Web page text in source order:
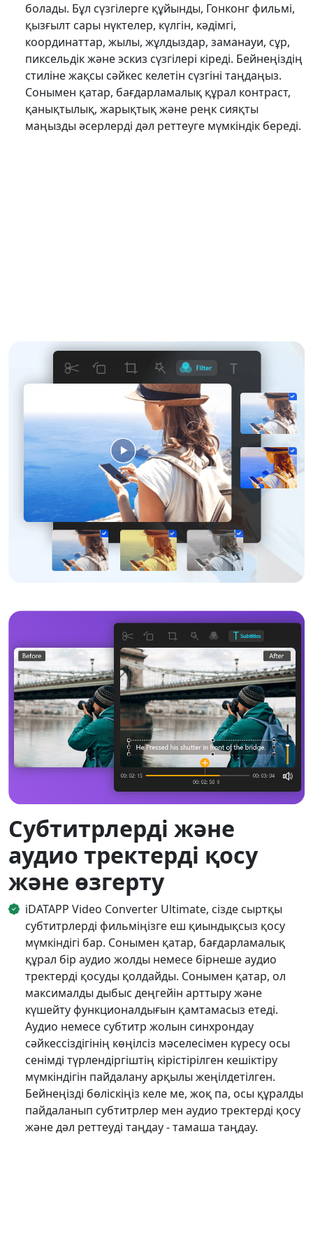
болады. Бұл сүзгілерге құйынды, Гонконг фильмі,
қызғылт сары нүктелер, күлгін, кәдімгі,
координаттар, жылы, жұлдыздар, заманауи, сұр,
пиксельдік және эскиз сүзгілері кіреді. Бейнеңіздің
стиліне жақсы сәйкес келетін сүзгіні таңдаңыз.
Сонымен қатар, бағдарламалық құрал контраст,
қанықтылық, жарықтық және реңк сияқты
маңызды әсерлерді дәл реттеуге мүмкіндік береді.
Субтитрлерді және
аудио тректерді қосу
және өзгерту
iDATAPP Video Converter Ultimate, сізде сыртқы
субтитрлерді фильміңізге еш қиындықсыз қосу
мүмкіндігі бар. Сонымен қатар, бағдарламалық
құрал бір аудио жолды немесе бірнеше аудио
тректерді қосуды қолдайды. Сонымен қатар, ол
максималды дыбыс деңгейін арттыру және
күшейту функционалдығын қамтамасыз етеді.
Аудио немесе субтитр жолын синхрондау
сәйкессіздігінің көңілсіз мәселесімен күресу осы
сенімді түрлендіргіштің кірістірілген кешіктіру
мүмкіндігін пайдалану арқылы жеңілдетілген.
Бейнеңізді бөліскіңіз келе ме, жоқ па, осы құралды
пайдаланып субтитрлер мен аудио тректерді қосу
және дәл реттеуді таңдау - тамаша таңдау.